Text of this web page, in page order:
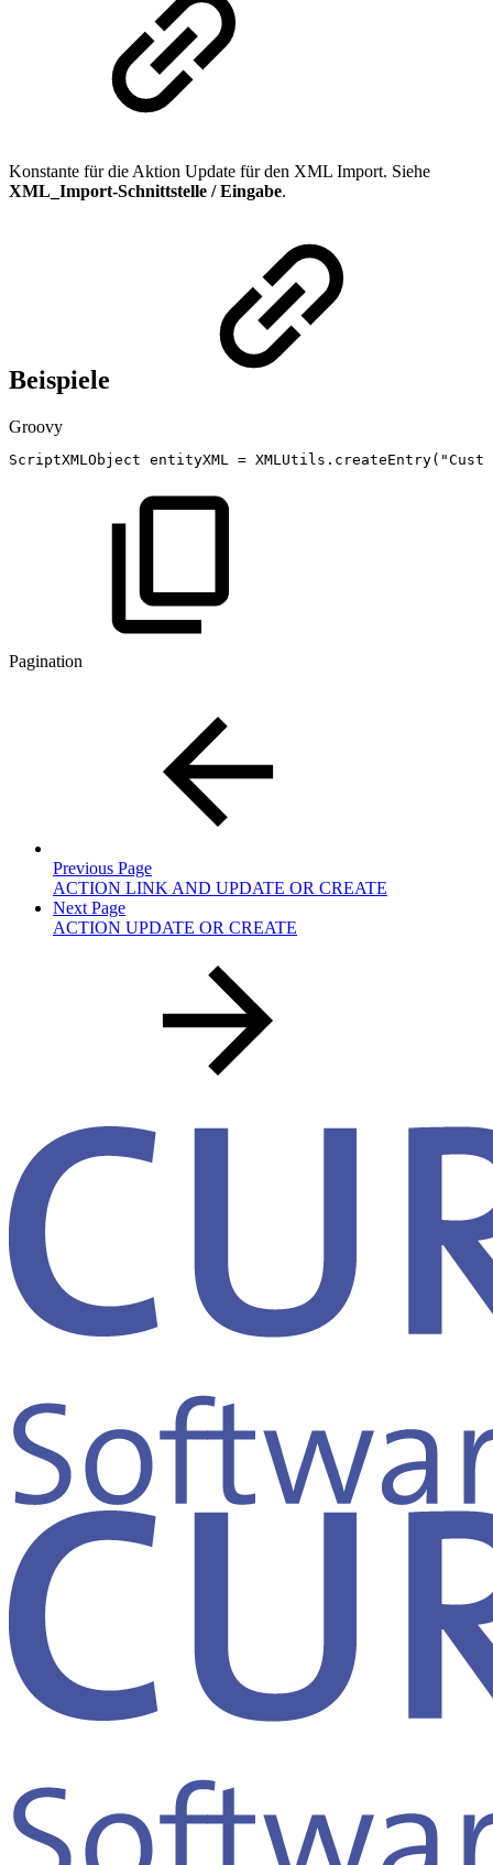
Konstante für die Aktion Update für den XML Import. Siehe
XML_Import-Schnittstelle / Eingabe.
Beispiele
Groovy
ScriptXMLObject entityXML = XMLUtils . createEntry(
Pagination
Previous Page
ACTION LINK AND UPDATE OR CREATE
Next Page
ACTION UPDATE OR CREATE